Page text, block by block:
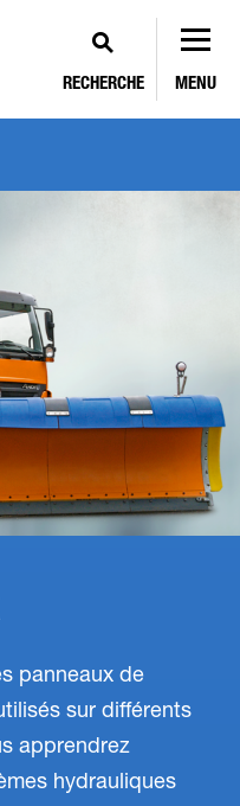
RECHERCHE MENU
panneaux de
sur différents
apprendrez
hydrauliques